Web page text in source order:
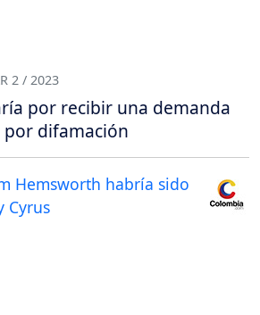
2 / 2023
por recibir una demanda
por difamación